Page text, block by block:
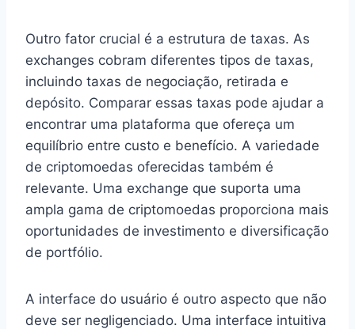
Outro fator crucial é a estrutura de taxas. As
exchanges cobram diferentes tipos de taxas,
incluindo taxas de negociação, retirada e
depósito. Comparar essas taxas pode ajudar a
encontrar uma plataforma que ofereça um
equilíbrio entre custo e benefício. A variedade
de criptomoedas oferecidas também é
relevante. Uma exchange que suporta uma
ampla gama de criptomoedas proporciona mais
oportunidades de investimento e diversificação
de portfólio.
A interface do usuário é outro aspecto que não
deve ser negligenciado. Uma interface intuitiva